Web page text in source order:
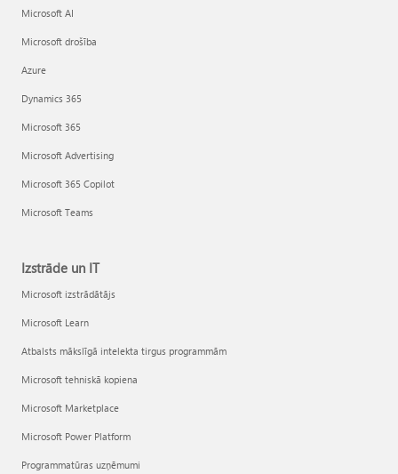
Microsoft AI
Microsoft drošība
Azure
Dynamics 365
Microsoft 365
Microsoft Advertising
Microsoft 365 Copilot
Microsoft Teams
Izstrāde un IT
Microsoft izstrādātājs
Microsoft Learn
Atbalsts mākslīgā intelekta tirgus programmām
Microsoft tehniskā kopiena
Microsoft Marketplace
Microsoft Power Platform
Programmatūras uzņēmumi